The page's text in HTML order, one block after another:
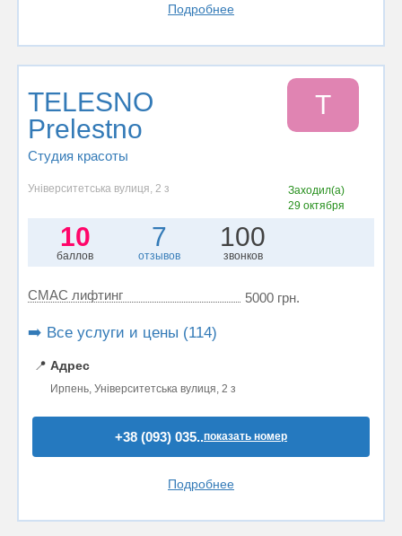
Подробнее
TELESNO
Prelestno
Студия красоты
T
Університетська вулиця, 2 з
Заходил(а)
29 октября
10
баллов
7
отзывов
100
звонков
СМАС лифтинг 5000 грн.
➡️ Все услуги и цены (114)
📍 Адрес
Ирпень, Університетська вулиця, 2 з
+38 (093) 035..показать номер
Подробнее